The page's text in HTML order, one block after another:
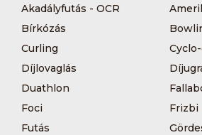
Akadályfutás - OCR
Bírkózás
Curling
Díjlovaglás
Duathlon
Foci
Frizbi
Futás